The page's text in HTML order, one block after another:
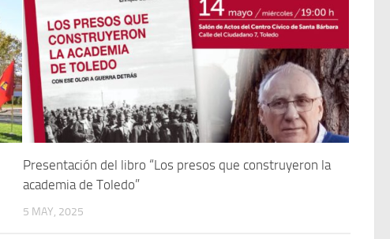
Presentación del libro “Los presos que construyeron la
academia de Toledo”
5 MAY, 2025